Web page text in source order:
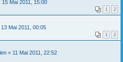
15 Mai 2011, 15:00
1 2
13 Mai 2011, 00:05
1 2
« 11 Mai 2011, 22:52